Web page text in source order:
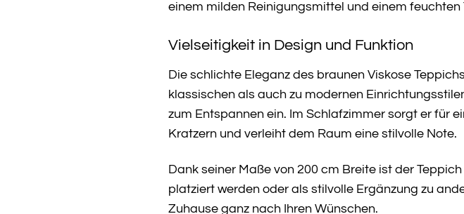
einem milden Reinigungsmittel und einem feuchten
Vielseitigkeit in Design und Funktion
Die schlichte Eleganz des braunen Viskose
klassischen als auch zu modernen
zum Entspannen ein. Im Schlafzimmer sorgt er für
Kratzern und verleiht dem Raum eine stilvolle Note.
Dank seiner Maße von 200 cm Breite ist der
platziert werden oder als stilvolle Ergänzung zu
Zuhause ganz nach Ihren Wünschen.